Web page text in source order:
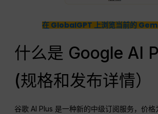
在 GlobalGPT 上浏览当前的
什么是 Google AI
(规格和发布详情）
谷歌 AI Plus 是一种新的中级订阅服务，价